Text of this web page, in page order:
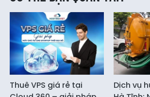
Thuê VPS giá rẻ tại
Dịch vụ